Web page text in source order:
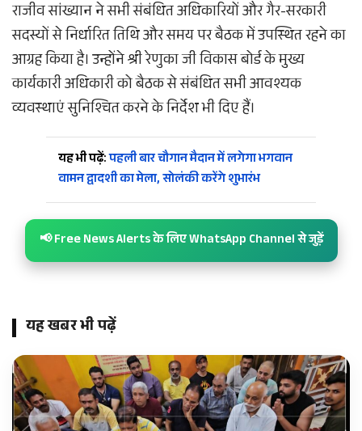
राजीव सांख्यान ने सभी संबंधित अधिकारियों और गैर-सरकारी
सदस्यों से निर्धारित तिथि और समय पर बैठक में उपस्थित रहने का
आग्रह किया है। उन्होंने श्री रेणुका जी विकास बोर्ड के मुख्य
कार्यकारी अधिकारी को बैठक से संबंधित सभी आवश्यक
व्यवस्थाएं सुनिश्चित करने के निर्देश भी दिए हैं।
यह भी पढ़ें:पहली बार चौगान मैदान में लगेगा भगवान
वामन द्वादशी का मेला, सोलंकी करेंगे शुभारंभ
📢 Free News Alerts के लिए WhatsApp Channel से जुड़ें
यह खबर भी पढ़ें